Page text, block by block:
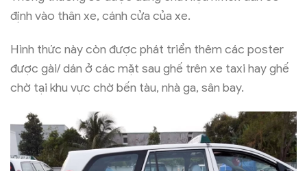
định vào thân xe, cánh cửa của xe.
Hình thức này còn được phát triển thêm các poster
được gài/ dán ở các mặt sau ghế trên xe taxi hay ghế
chờ tại khu vực chờ bến tàu, nhà ga, sân bay.